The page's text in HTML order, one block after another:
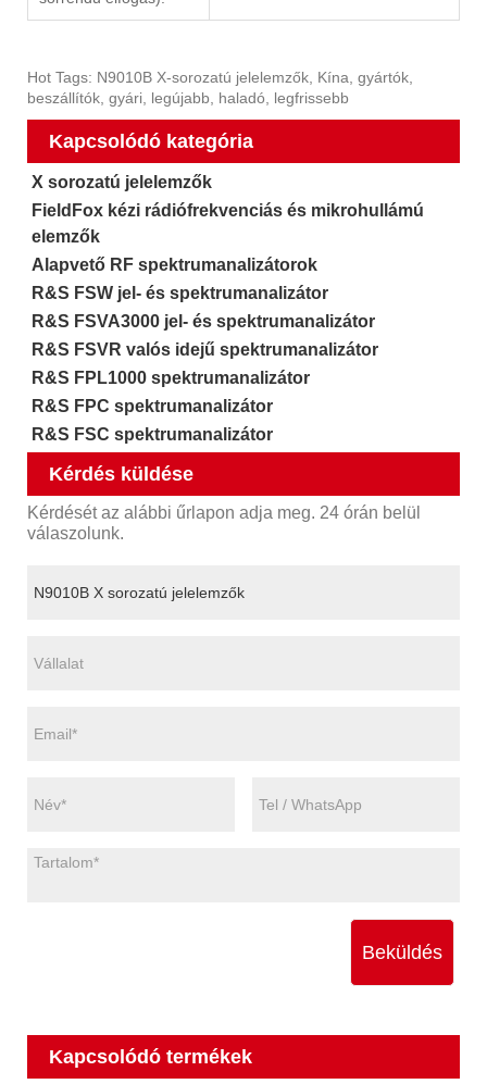
Hot Tags: N9010B X-sorozatú jelelemzők, Kína, gyártók,
beszállítók, gyári, legújabb, haladó, legfrissebb
Kapcsolódó kategória
X sorozatú jelelemzők
FieldFox kézi rádiófrekvenciás és mikrohullámú
elemzők
Alapvető RF spektrumanalizátorok
R&S FSW jel- és spektrumanalizátor
R&S FSVA3000 jel- és spektrumanalizátor
R&S FSVR valós idejű spektrumanalizátor
R&S FPL1000 spektrumanalizátor
R&S FPC spektrumanalizátor
R&S FSC spektrumanalizátor
Kérdés küldése
Kérdését az alábbi űrlapon adja meg. 24 órán belül
válaszolunk.
Beküldés
Kapcsolódó termékek